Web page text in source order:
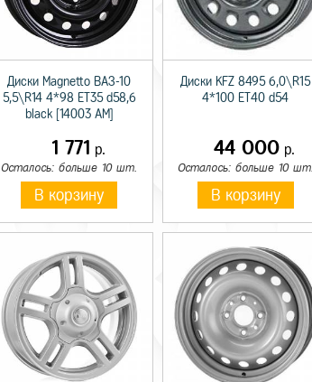
Диски Magnetto ВАЗ-10
5,5\R14 4*98 ET35 d58,6
black [14003 AM]
1 771 р.
Осталось: больше 10 шт.
В корзину
Диски KFZ 8495 6,0\R15
4*100 ET40 d54
44 000 р.
Осталось: больше 10 шт.
В корзину